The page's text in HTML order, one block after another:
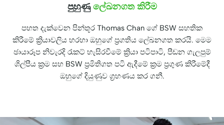
පුහුණුලේඛනගත කිරීම
පහත දැක්වෙන පින්තූර Thomas Chan ගේ BSW සහතික
කිරීමේ ක්‍රියාවලිය හරහා ඔහුගේ ප්‍රගතිය ලේඛනගත කරයි. මෙම
ඡායාරූප නිවැරදි රැකට් හැසිරවීමේ ක්‍රියා පටිපාටි, පීඩන ගැලපුම්
ශිල්පීය ක්‍රම සහ BSW ප්‍රමිතිගත පටි ඇදීමේ ක්‍රම ප්‍රගුණ කිරීමේදී
ඔහුගේ දියුණුව ග්‍රහණය කර ගනී.